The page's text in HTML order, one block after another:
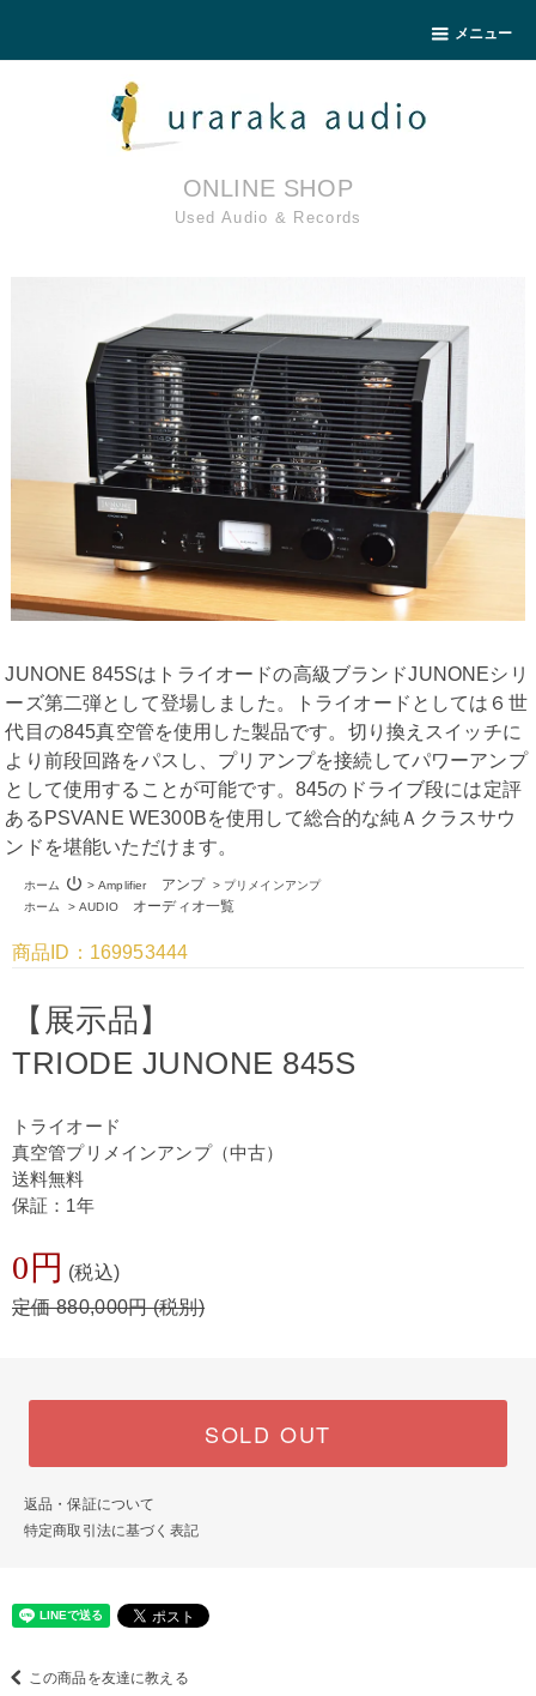
メニュー
ONLINE SHOP
Used Audio & Records
JUNONE 845Sはトライオードの高級ブランドJUNONEシリ
ーズ第二弾として登場しました。トライオードとしては６世
代目の845真空管を使用した製品です。切り換えスイッチに
より前段回路をパスし、プリアンプを接続してパワーアンプ
として使用することが可能です。845のドライブ段には定評
あるPSVANE WE300Bを使用して総合的な純Ａクラスサウ
ンドを堪能いただけます。
ホーム >
power_settings_new Amplifierアンプ > プリメインアンプ
ホーム
>AUDIOオーディオ一覧
商品ID：169953444
【展示品】
TRIODE JUNONE 845S
トライオード
真空管プリメインアンプ（中古）
送料無料
保証：1年
0円 (税込)
定価 880,000円 (税別)
SOLD OUT
返品・保証について
特定商取引法に基づく表記
この商品を友達に教える